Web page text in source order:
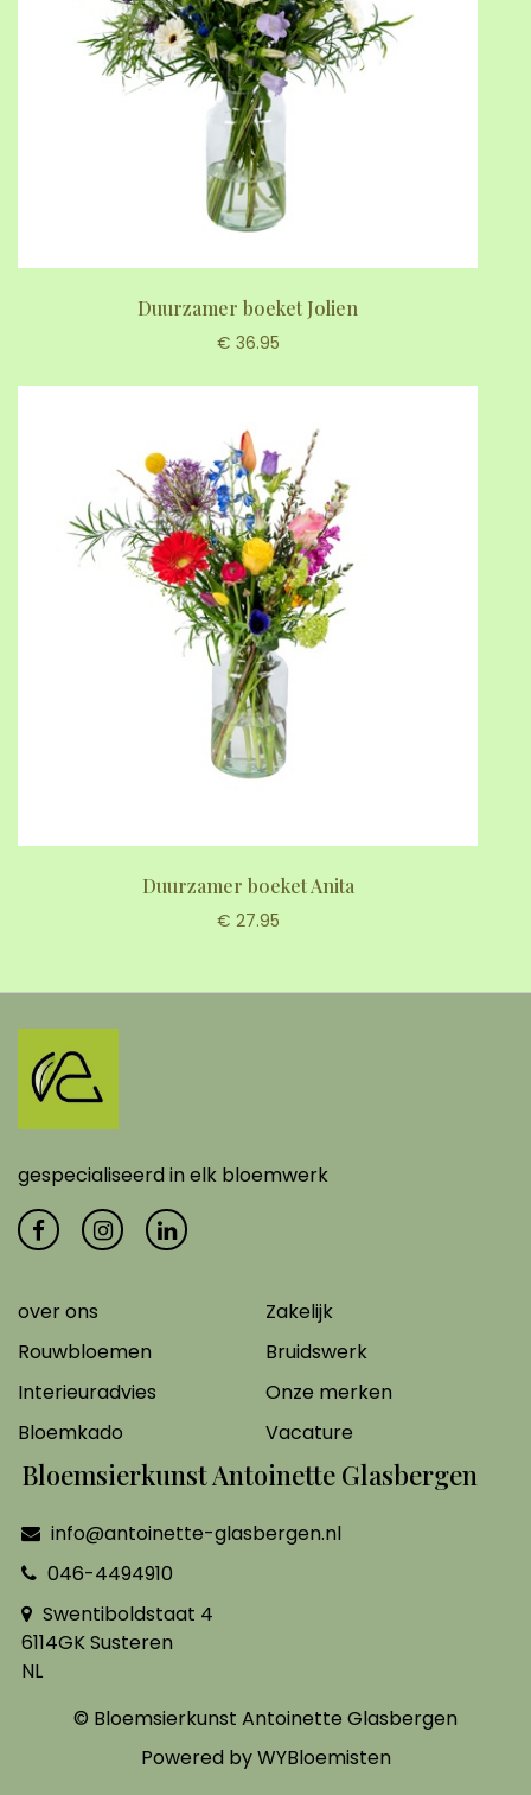
Duurzamer boeket Jolien
€ 36.95
Duurzamer boeket Anita
€ 27.95
gespecialiseerd in elk bloemwerk
over ons
Zakelijk
Rouwbloemen
Bruidswerk
Interieuradvies
Onze merken
Bloemkado
Vacature
Bloemsierkunst Antoinette Glasbergen
info@antoinette-glasbergen.nl
046-4494910
Swentiboldstaat 4
6114GK Susteren
NL
© Bloemsierkunst Antoinette Glasbergen
Powered byWYBloemisten